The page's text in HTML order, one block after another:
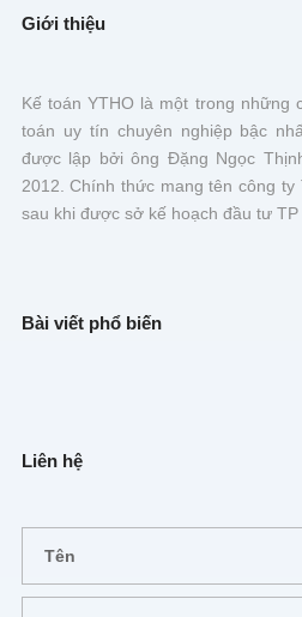
Giới thiệu
Kế toán YTHO là một trong những
toán uy tín chuyên nghiệp bậc
được lập bởi ông Đặng Ngọc
2012. Chính thức mang tên công ty
sau khi được sở kế hoạch đầu tư TP
Bài viết phổ biến
Liên hệ